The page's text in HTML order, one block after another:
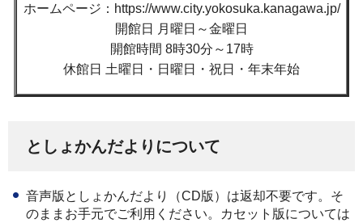
ホームページ：https://www.city.yokosuka.kanagawa.jp/
開館日 月曜日～金曜日
開館時間 8時30分～17時
休館日 土曜日・日曜日・祝日・年末年始
としょかんだよりについて
音声版としょかんだより（CD版）は返却不要です。そ
のままお手元でご利用ください。カセット版については